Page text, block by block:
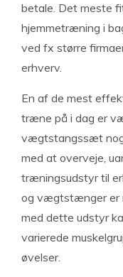
betale. Det meste
hjemmetræning i
ved fx større
erhverv.
En af de mest
træne på i dag er
vægtstangssæt
med at overveje,
træningsudstyr til
og vægtstænger er
med dette udstyr
varierede
øvelser.